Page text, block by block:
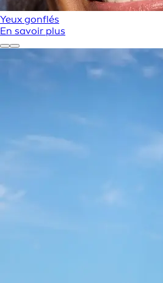
Yeux gonflés
En savoir plus